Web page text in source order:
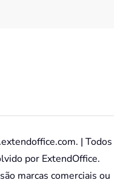
| Todos
por ExtendOffice.
marcas comerciais ou